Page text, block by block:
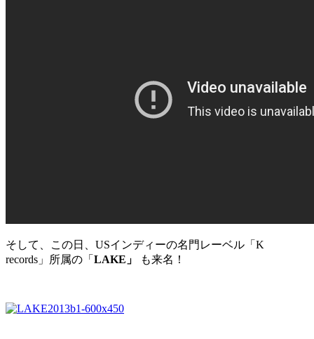
そして、この日、USインディーの名門レーベル「K
records」所属の「 LAKE」 も来名！